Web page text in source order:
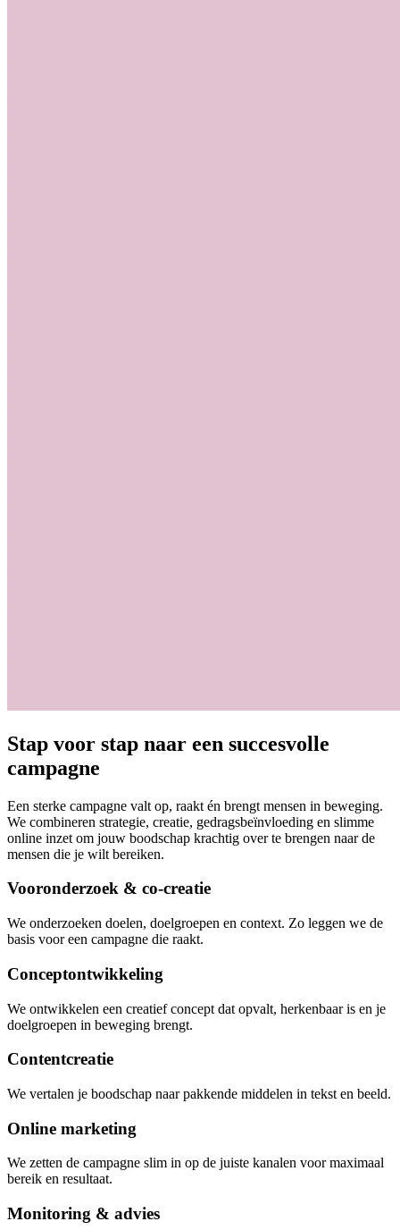
Stap voor stap naar een succesvolle
campagne
Een sterke campagne valt op, raakt én brengt mensen in beweging.
We combineren strategie, creatie, gedragsbeïnvloeding en slimme
online inzet om jouw boodschap krachtig over te brengen naar de
mensen die je wilt bereiken.
Vooronderzoek & co-creatie
We onderzoeken doelen, doelgroepen en context. Zo leggen we de
basis voor een campagne die raakt.
Conceptontwikkeling
We ontwikkelen een creatief concept dat opvalt, herkenbaar is en je
doelgroepen in beweging brengt.
Contentcreatie
We vertalen je boodschap naar pakkende middelen in tekst en beeld.
Online marketing
We zetten de campagne slim in op de juiste kanalen voor maximaal
bereik en resultaat.
Monitoring & advies